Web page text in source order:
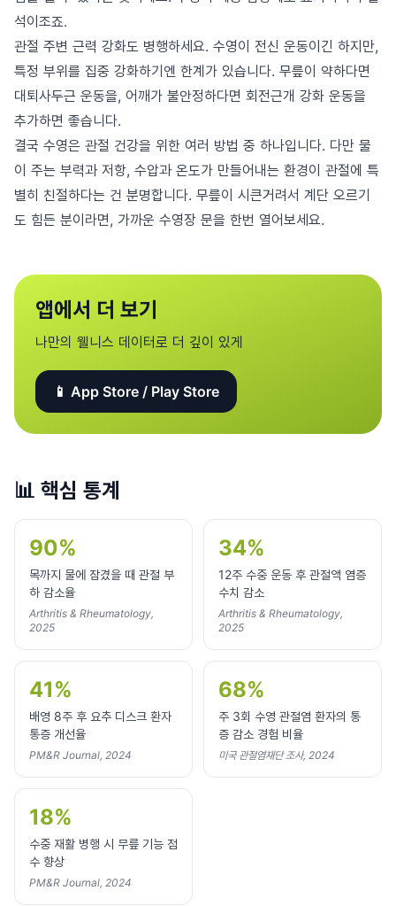
석이조죠.
관절 주변 근력 강화도 병행하세요. 수영이 전신 운동이긴 하지만,
특정 부위를 집중 강화하기엔 한계가 있습니다. 무릎이 약하다면
대퇴사두근 운동을, 어깨가 불안정하다면 회전근개 강화 운동을
추가하면 좋습니다.
결국 수영은 관절 건강을 위한 여러 방법 중 하나입니다. 다만 물
이 주는 부력과 저항, 수압과 온도가 만들어내는 환경이 관절에 특
별히 친절하다는 건 분명합니다. 무릎이 시큰거려서 계단 오르기
도 힘든 분이라면, 가까운 수영장 문을 한번 열어보세요.
앱에서 더 보기
나만의 웰니스 데이터로 더 깊이 있게
📱 App Store / Play Store
📊 핵심 통계
90%
목까지 물에 잠겼을 때 관절 부
하 감소율
Arthritis & Rheumatology,
2025
34%
12주 수중 운동 후 관절액 염증
수치 감소
Arthritis & Rheumatology,
2025
41%
배영 8주 후 요추 디스크 환자
통증 개선율
PM&R Journal, 2024
68%
주 3회 수영 관절염 환자의 통
증 감소 경험 비율
미국 관절염재단 조사, 2024
18%
수중 재활 병행 시 무릎 기능 점
수 향상
PM&R Journal, 2024